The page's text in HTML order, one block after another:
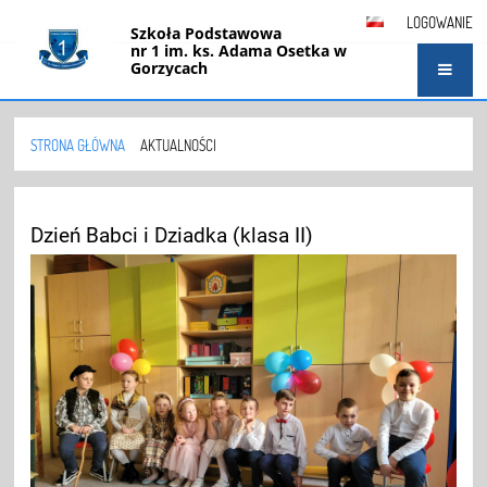
LOGOWANIE
Szkoła Podstawowa
nr 1 im. ks. Adama Osetka w
Gorzycach
STRONA GŁÓWNA AKTUALNOŚCI
Dzień Babci i Dziadka (klasa II)